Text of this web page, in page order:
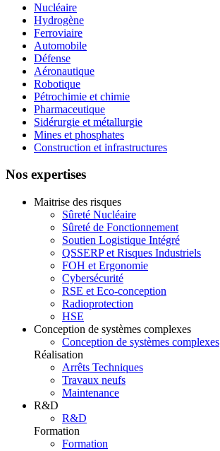
Nucléaire
Hydrogène
Ferroviaire
Automobile
Défense
Aéronautique
Robotique
Pétrochimie et chimie
Pharmaceutique
Sidérurgie et métallurgie
Mines et phosphates
Construction et infrastructures
Nos expertises
Maitrise des risques
Sûreté Nucléaire
Sûreté de Fonctionnement
Soutien Logistique Intégré
QSSERP et Risques Industriels
FOH et Ergonomie
Cybersécurité
RSE et Eco-conception
Radioprotection
HSE
Conception de systèmes complexes
Conception de systèmes complexes
Réalisation
Arrêts Techniques
Travaux neufs
Maintenance
R&D
R&D
Formation
Formation